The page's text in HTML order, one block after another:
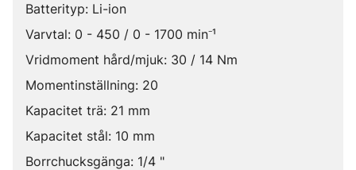
Batterityp: Li-ion
Varvtal: 0 - 450 / 0 - 1700 min⁻¹
Vridmoment hård/mjuk: 30 / 14 Nm
Momentinställning: 20
Kapacitet trä: 21 mm
Kapacitet stål: 10 mm
Borrchucksgänga: 1/4 "